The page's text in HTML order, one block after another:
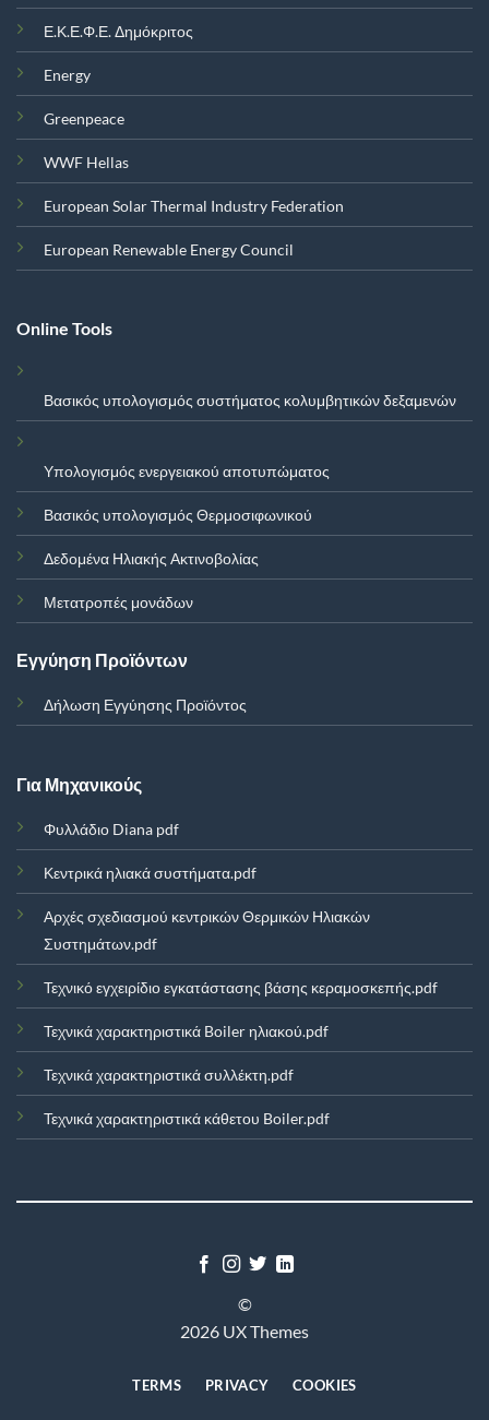
Ε.Κ.Ε.Φ.Ε. Δημόκριτος
Energy
Greenpeace
WWF Hellas
European Solar Thermal Industry Federation
European Renewable Energy Council
Online Tools
Βασικός υπολογισμός συστήματος κολυμβητικών δεξαμενών
Υπολογισμός ενεργειακού αποτυπώματος
Βασικός υπολογισμός Θερμοσιφωνικού
Δεδομένα Ηλιακής Ακτινοβολίας
Μετατροπές μονάδων
Εγγύηση Προϊόντων
Δήλωση Εγγύησης Προϊόντος
Για Μηχανικούς
Φυλλάδιο Diana pdf
Κεντρικά ηλιακά συστήματα.pdf
Αρχές σχεδιασμού κεντρικών Θερμικών Ηλιακών
Συστημάτων.pdf
Τεχνικό εγχειρίδιο εγκατάστασης βάσης κεραμοσκεπής.pdf
Τεχνικά χαρακτηριστικά Boiler ηλιακού.pdf
Τεχνικά χαρακτηριστικά συλλέκτη.pdf
Τεχνικά χαρακτηριστικά κάθετου Boiler.pdf
©
2026 UX Themes
TERMS PRIVACY COOKIES